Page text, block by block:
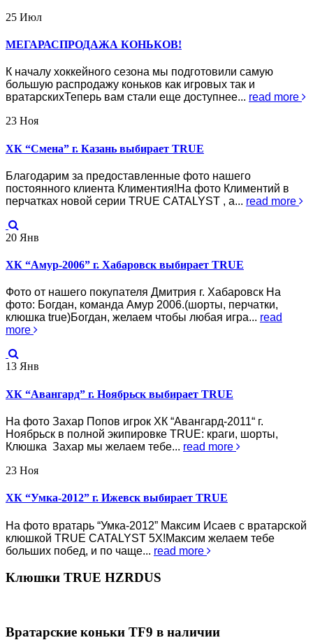
25 Июл
МЕГАРАСПРОДАЖА КОНЬКОВ!
К началу хоккейного сезона мы подготовили самую
большую распродажу коньков как игровых так и
вратарскихТеперь вам стали еще доступнее... read more
23 Ноя
ХК “Смена” г. Казань выбирает TRUE
Благодарим за предоставленные фото нашего
постоянного клиента Климентия!На фото Климентий в
перчатках новой серии TRUE CATALYST , а... read more
20 Янв
ХК “Амур-2006” г. Хабаровск выбирает TRUE
Фото от нашего покупателя Дмитрия г. Хабаровск На
фото: Богдан, команда Амур 2006.(шорты, перчатки,
клюшка true)Богдан, желаем чтобы любая игра... read
more
13 Янв
ХК “Авангард” г. Ноябрьск выбирает TRUE
На фото Захар Попов игрок ХК “Авангард-2011“ г.
Ноябрьск в полной экипировке TRUE: краги, шорты,
Клюшка Захар мы желаем тебе... read more
23 Ноя
ХК “Умка-2012” г. Ижевск выбирает TRUE
На фото вратарь “Умка-2012” Максим Исаев с вратарской
клюшкой TRUE CATALYST 5X!Максим желаем тебе
больших побед, и по чаще... read more
Клюшки TRUE HZRDUS
Вратарские коньки TF9 в наличии